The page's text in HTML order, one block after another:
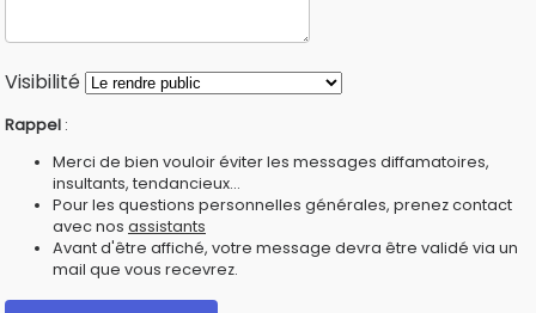
Visibilité
Rappel :
Merci de bien vouloir éviter les messages diffamatoires,
insultants, tendancieux...
Pour les questions personnelles générales, prenez contact
avec nos assistants
Avant d'être affiché, votre message devra être validé via un
mail que vous recevrez.